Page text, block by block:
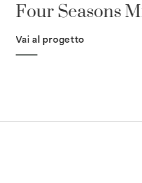
Four Seasons
Vai al progetto